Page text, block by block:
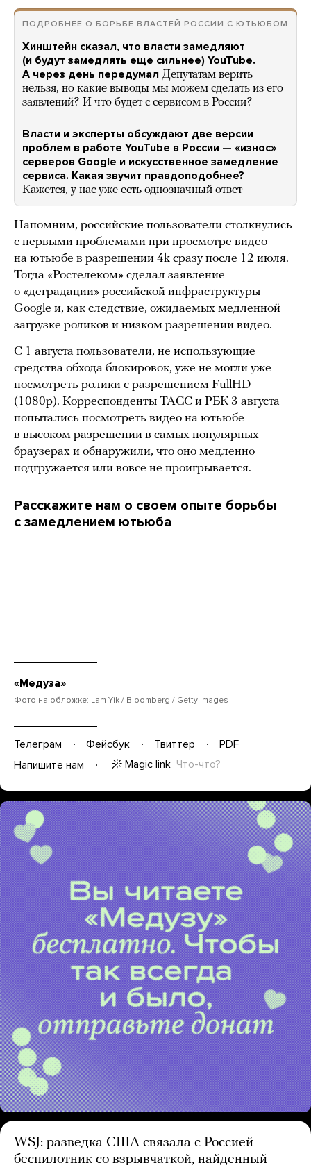
ПОДРОБНЕЕ О БОРЬБЕ ВЛАСТЕЙ РОССИИ С ЮТЬЮБОМ
Хинштейн сказал, что власти замедляют
(и будут замедлять еще сильнее) YouTube.
А через день передумал Депутатам верить
нельзя, но какие выводы мы можем сделать из его
заявлений? И что будет с сервисом в России?
Власти и эксперты обсуждают две версии
проблем в работе YouTube в России — «износ»
серверов Google и искусственное замедление
сервиса. Какая звучит правдоподобнее?
Кажется, у нас уже есть однозначный ответ
Напомним, российские пользователи столкнулись
с первыми проблемами при просмотре видео
на ютьюбе в разрешении 4k сразу после 12 июля.
Тогда «Ростелеком» сделал заявление
о «деградации» российской инфраструктуры
Google и, как следствие, ожидаемых медленной
загрузке роликов и низком разрешении видео.
С 1 августа пользователи, не использующие
средства обхода блокировок, уже не могли уже
посмотреть ролики с разрешением FullHD
(1080p). Корреспонденты ТАСС и РБК 3 августа
попытались посмотреть видео на ютьюбе
в высоком разрешении в самых популярных
браузерах и обнаружили, что оно медленно
подгружается или вовсе не проигрывается.
Расскажите нам о своем опыте борьбы
с замедлением ютьюба
«Медуза»
Фото на обложке: Lam Yik / Bloomberg / Getty Images
Телеграм Фейсбук Твиттер
PDF
Напишите нам
Magic link Что-что?
WSJ: разведка США связала с Россией
беспилотник со взрывчаткой, найденный